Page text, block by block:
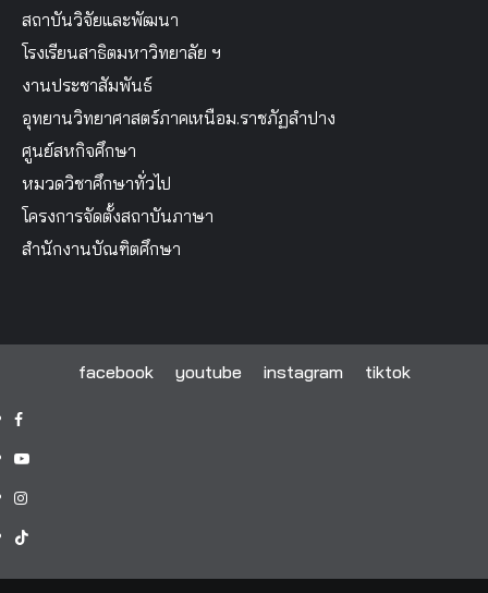
สถาบันวิจัยและพัฒนา
โรงเรียนสาธิตมหาวิทยาลัย ฯ
งานประชาสัมพันธ์
อุทยานวิทยาศาสตร์ภาคเหนือม.ราชภัฏลำปาง
ศูนย์สหกิจศึกษา
หมวดวิชาศึกษาทั่วไป
โครงการจัดตั้งสถาบันภาษา
สำนักงานบัณฑิตศึกษา
facebook youtube instagram tiktok
facebook
youtube
instagram
tiktok